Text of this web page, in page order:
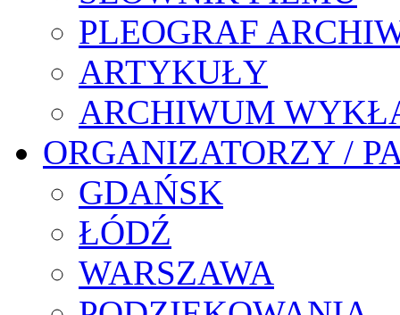
PLEOGRAF
ARTYKUŁY
ARCHIWUM
ORGANIZATORZY /
GDAŃSK
ŁÓDŹ
WARSZAWA